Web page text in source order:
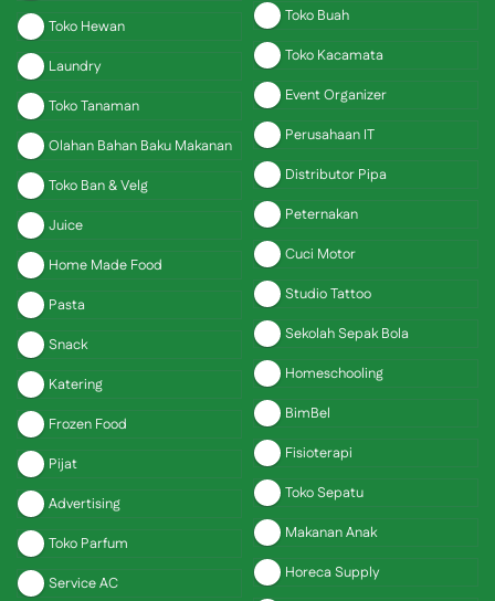
Toko Hewan
Laundry
Toko Tanaman
Olahan Bahan Baku Makanan
Toko Ban & Velg
Juice
Home Made Food
Pasta
Snack
Katering
Frozen Food
Pijat
Advertising
Toko Parfum
Service AC
Toko Buah
Toko Kacamata
Event Organizer
Perusahaan IT
Distributor Pipa
Peternakan
Cuci Motor
Studio Tattoo
Sekolah Sepak Bola
Homeschooling
BimBel
Fisioterapi
Toko Sepatu
Makanan Anak
Horeca Supply